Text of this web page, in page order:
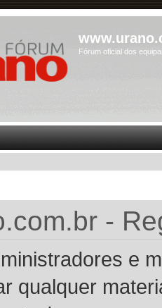
Fórum oficial dos
-
e
qualquer